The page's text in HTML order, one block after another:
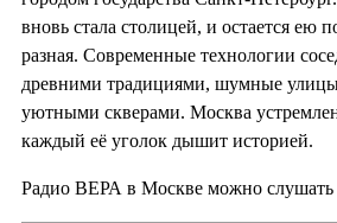
вновь стала столицей, и остается ею
разная. Современные технологии
древними традициями, шумные
уютными скверами. Москва
каждый её уголок дышит историей.
Радио ВЕРА в Москве можно слушать